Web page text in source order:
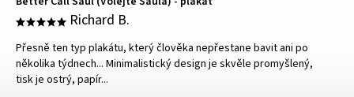
Richard B.
Přesně ten typ plakátu, který člověka nepřestane bavit ani po
několika týdnech... Minimalistický design je skvěle promyšlený,
tisk je ostrý, papír...